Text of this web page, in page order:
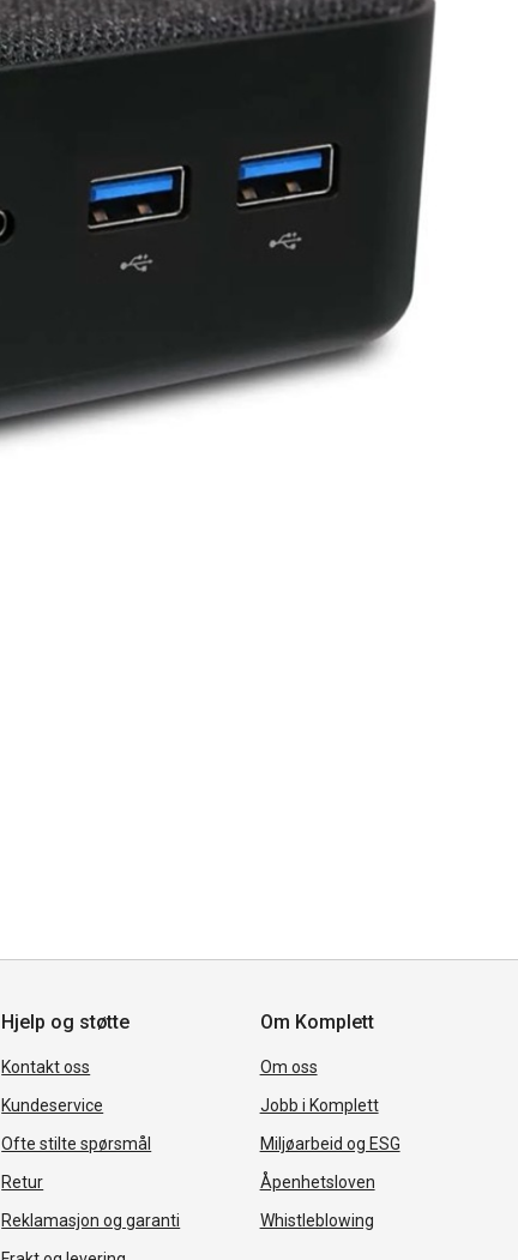
Hjelp og støtte
Kontakt oss
Kundeservice
Ofte stilte spørsmål
Retur
Reklamasjon og garanti
Om Komplett
Om oss
Jobb i Komplett
Miljøarbeid og ESG
Åpenhetsloven
Whistleblowing